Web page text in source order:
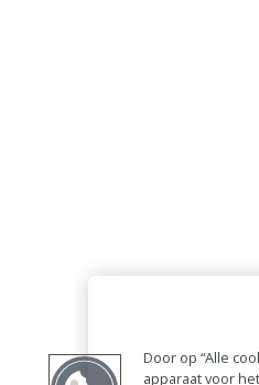
Door op “Alle
apparaat voor